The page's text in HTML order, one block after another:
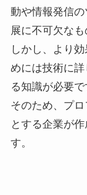
動や情報発信
展に不可欠なも
しかし、より
めには技術に
る知識が必要で
そのため、プ
とする企業が
す。